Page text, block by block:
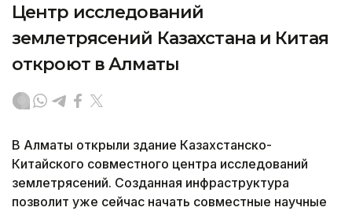
Центр исследований
землетрясений Казахстана и Китая
откроют в Алматы
В Алматы открыли здание Казахстанско-
Китайского совместного центра исследований
землетрясений. Созданная инфраструктура
позволит уже сейчас начать совместные научные